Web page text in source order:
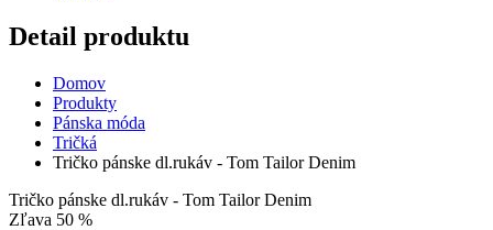
Detail produktu
Domov
Produkty
Pánska móda
Tričká
Tričko pánske dl.rukáv - Tom Tailor Denim
Tričko pánske dl.rukáv - Tom Tailor Denim
Zľava 50 %